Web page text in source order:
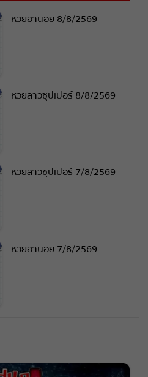
หวยฮานอย 8/8/2569
หวยลาวซุปเปอร์ 8/8/2569
หวยลาวซุปเปอร์ 7/8/2569
หวยฮานอย 7/8/2569